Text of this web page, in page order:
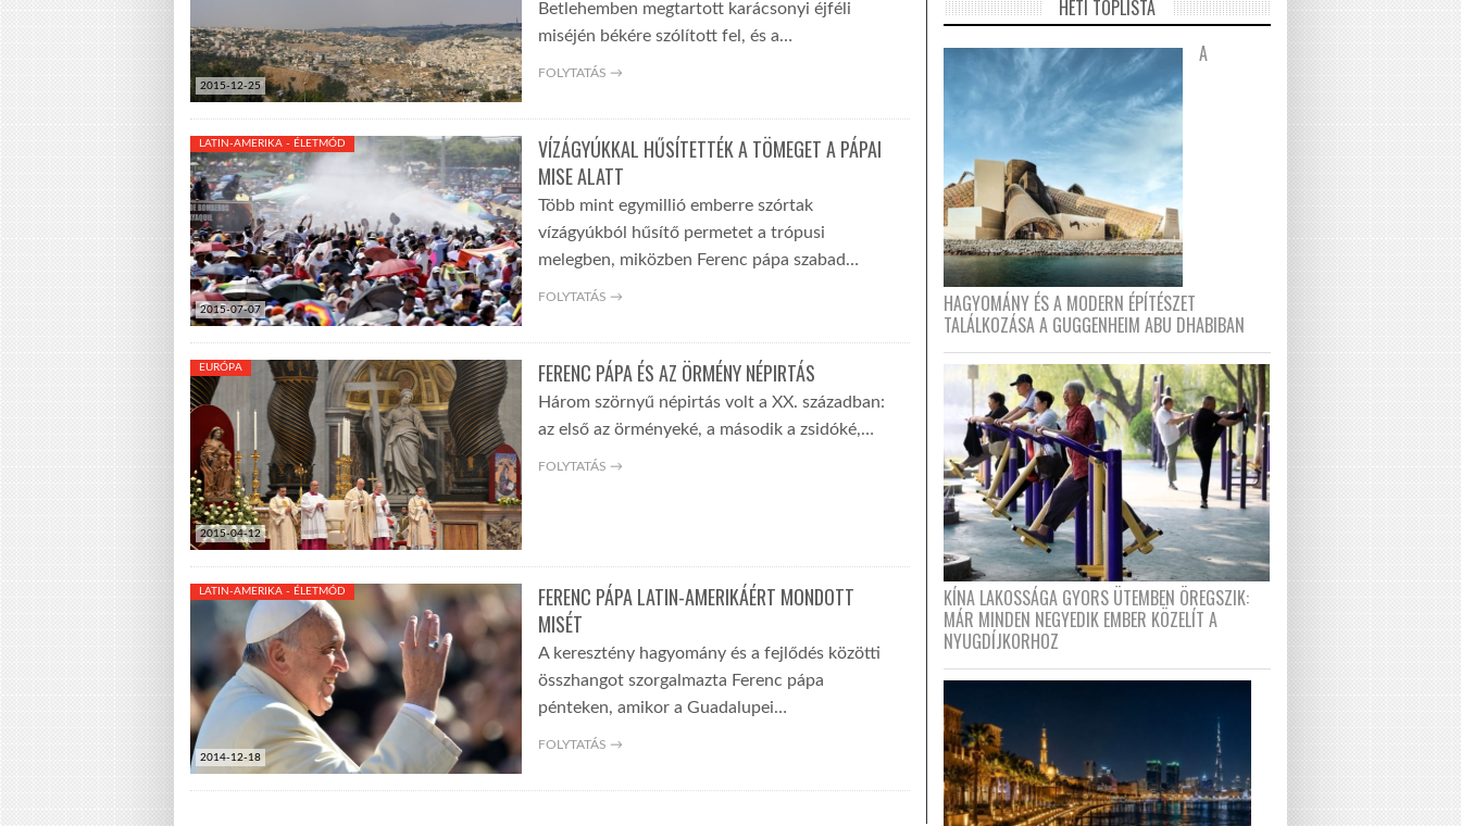
2015-12-25
Betlehemben megtartott karácsonyi éjféli
miséjén békére szólított fel, és a…
FOLYTATÁS →
2015-07-07
LATIN-AMERIKA - ÉLETMÓD
VÍZÁGYÚKKAL HŰSÍTETTÉK A TÖMEGET A PÁPAI
MISE ALATT
Több mint egymillió emberre szórtak
vízágyúkból hűsítő permetet a trópusi
melegben, miközben Ferenc pápa szabad…
FOLYTATÁS →
2015-04-12
EURÓPA FERENC PÁPA ÉS AZ ÖRMÉNY NÉPIRTÁS
Három szörnyű népirtás volt a XX. században:
az első az örményeké, a második a zsidóké,…
FOLYTATÁS →
2014-12-18
LATIN-AMERIKA - ÉLETMÓD
FERENC PÁPA LATIN-AMERIKÁÉRT MONDOTT
MISÉT
A keresztény hagyomány és a fejlődés közötti
összhangot szorgalmazta Ferenc pápa
pénteken, amikor a Guadalupei…
FOLYTATÁS →
HETI TOPLISTA
A
HAGYOMÁNY ÉS A MODERN ÉPÍTÉSZET
TALÁLKOZÁSA A GUGGENHEIM ABU DHABIBAN
KÍNA LAKOSSÁGA GYORS ÜTEMBEN ÖREGSZIK:
MÁR MINDEN NEGYEDIK EMBER KÖZELÍT A
NYUGDÍJKORHOZ